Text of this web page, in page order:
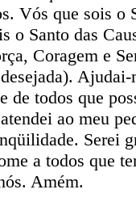
Vós que sois o
o Santo das
Coragem e
Ajudai-
de todos que
ao meu
Serei
a todos que
Amém.